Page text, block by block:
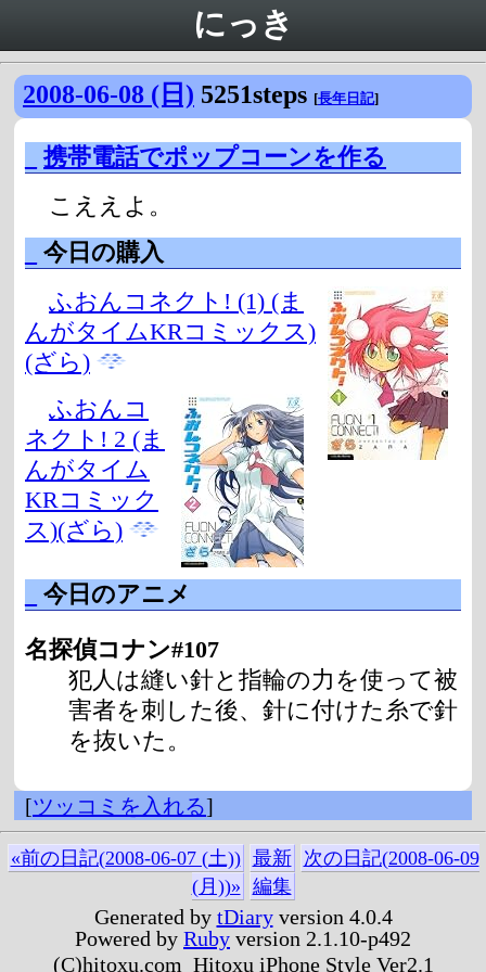
にっき
2008-06-08 (日) 5251steps [長年日記]
携帯電話でポップコーンを作る
こええよ。
今日の購入
ふおんコネクト! (1) (ま
んがタイムKRコミックス)
(ざら)
ふおんコ
ネクト! 2 (ま
んがタイム
KRコミック
ス)(ざら)
今日のアニメ
名探偵コナン#107
犯人は縫い針と指輪の力を使って被
害者を刺した後、針に付けた糸で針
を抜いた。
[ツッコミを入れる]
«前の日記(2008-06-07 (土)) 最新
次の日記(2008-06-09
(月))» 編集
Generated by tDiaryversion 4.0.4
Powered by Ruby version 2.1.10-p492